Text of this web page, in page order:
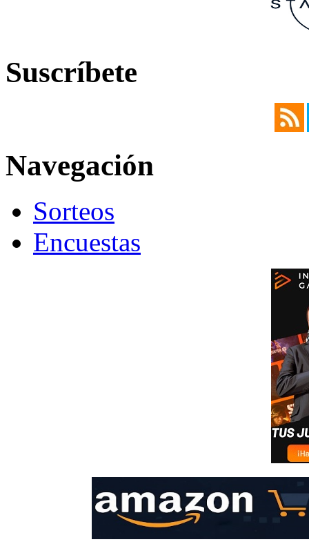
Suscríbete
Navegación
Sorteos
Encuestas